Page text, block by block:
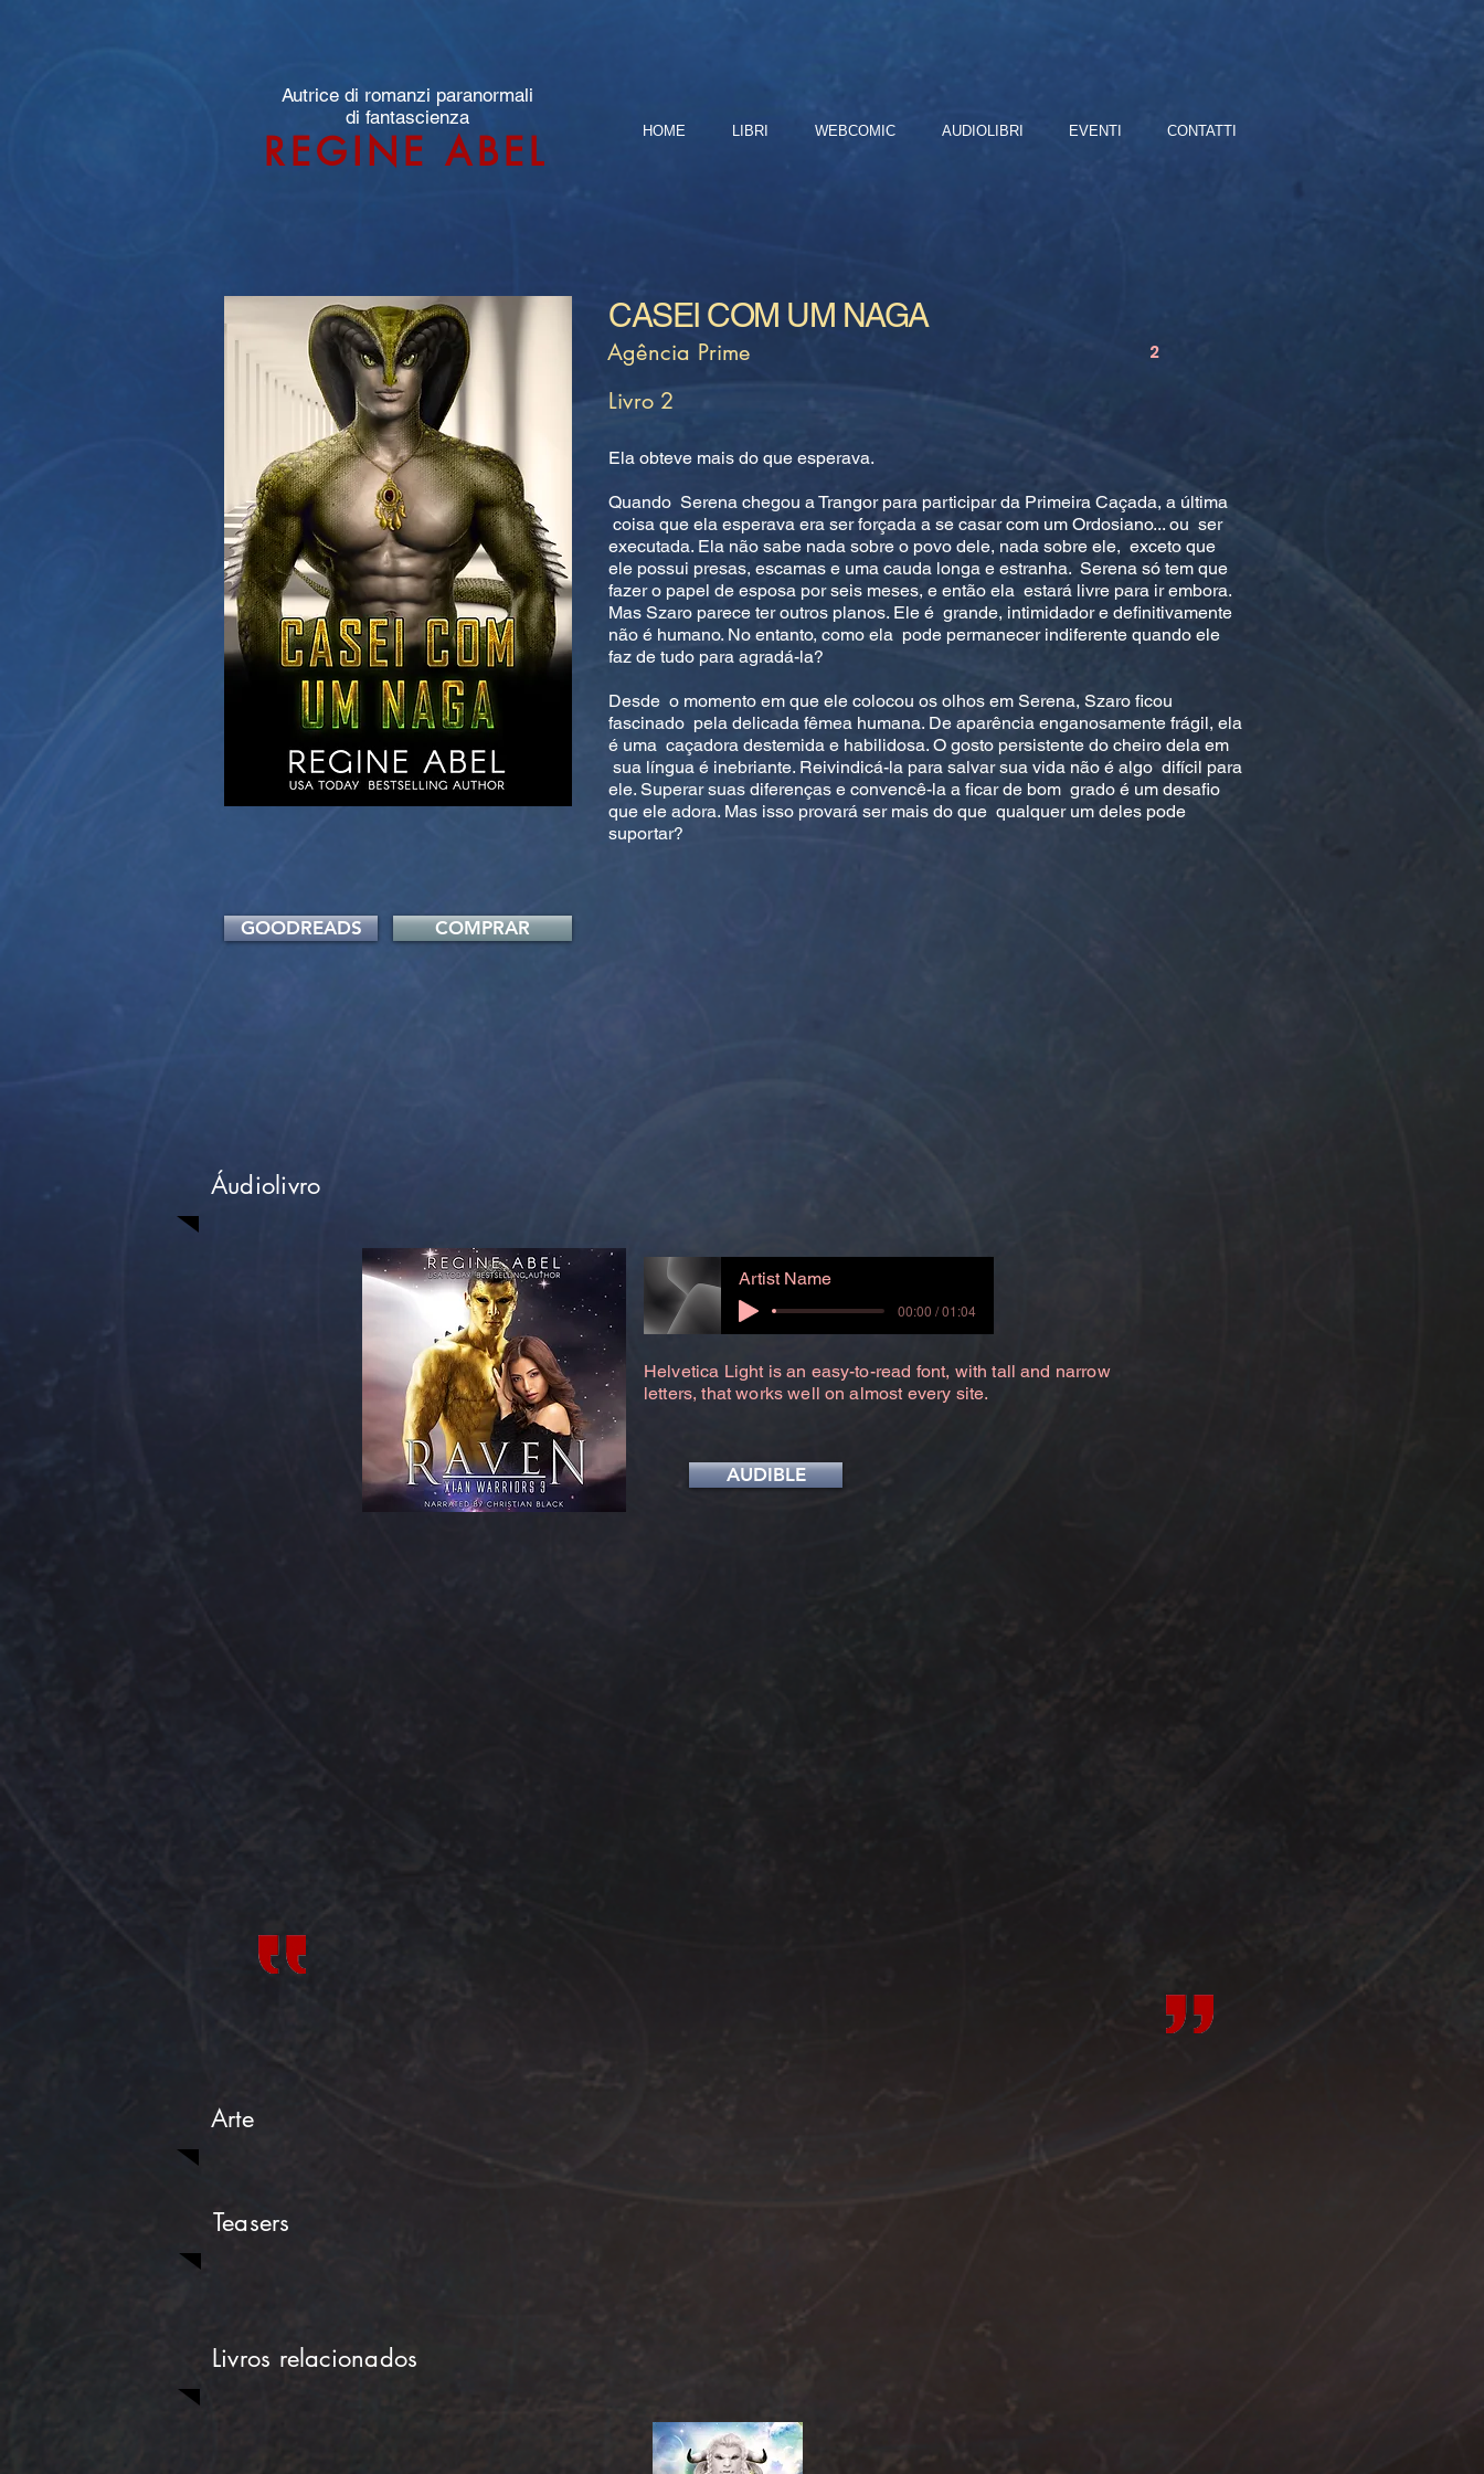
Autrice di romanzi paranormali
di fantascienza
REGINE ABEL HOME LIBRI WEBCOMIC AUDIOLIBRI EVENTI CONTATTI
CASEI COM UM NAGA
Agência Prime 2
Livro 2
Ela obteve mais do que esperava.
Quando Serena chegou a Trangor para participar da Primeira Caçada, a última
coisa que ela esperava era ser forçada a se casar com um Ordosiano... ou ser
executada. Ela não sabe nada sobre o povo dele, nada sobre ele, exceto que
ele possui presas, escamas e uma cauda longa e estranha. Serena só tem que
fazer o papel de esposa por seis meses, e então ela estará livre para ir embora.
Mas Szaro parece ter outros planos. Ele é grande, intimidador e definitivamente
não é humano. No entanto, como ela pode permanecer indiferente quando ele
faz de tudo para agradá-la?
Desde o momento em que ele colocou os olhos em Serena, Szaro ficou
fascinado pela delicada fêmea humana. De aparência enganosamente frágil, ela
é uma caçadora destemida e habilidosa. O gosto persistente do cheiro dela em
sua língua é inebriante. Reivindicá-la para salvar sua vida não é algo difícil para
ele. Superar suas diferenças e convencê-la a ficar de bom grado é um desafio
que ele adora. Mas isso provará ser mais do que qualquer um deles pode
suportar?
GOODREADS COMPRAR
Áudiolivro
Artist Name
00:00 / 01:04
Helvetica Light is an easy-to-read font, with tall and narrow
letters, that works well on almost every site.
AUDIBLE
Arte
Teasers
Livros relacionados